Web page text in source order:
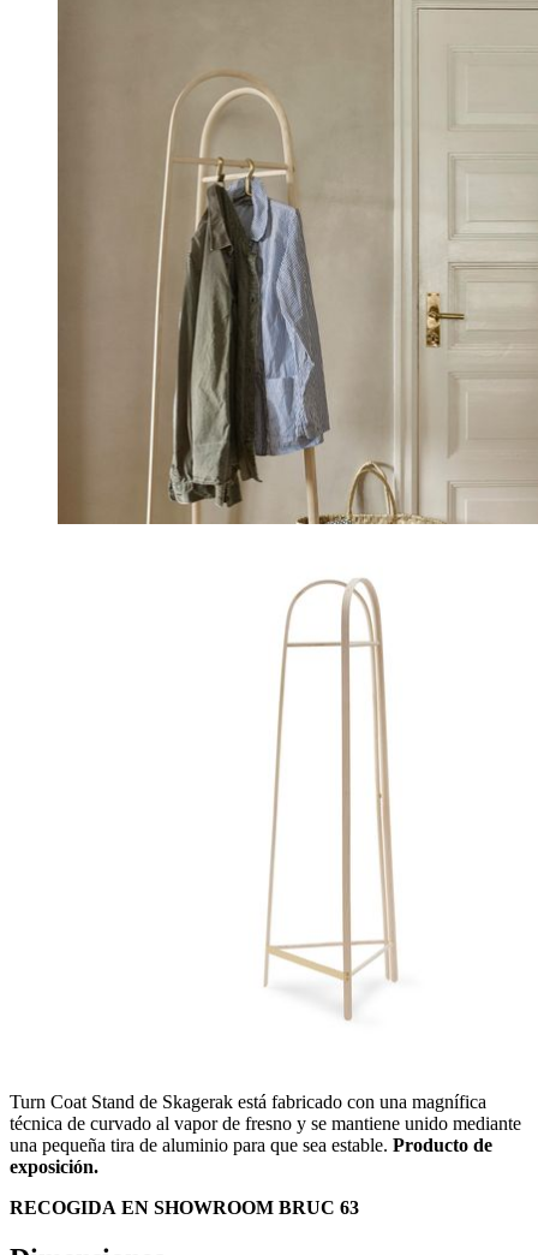
Turn Coat Stand de Skagerak está fabricado con una magnífica
técnica de curvado al vapor de fresno y se mantiene unido mediante
una pequeña tira de aluminio para que sea estable. Producto de
exposición.
RECOGIDA EN SHOWROOM BRUC 63